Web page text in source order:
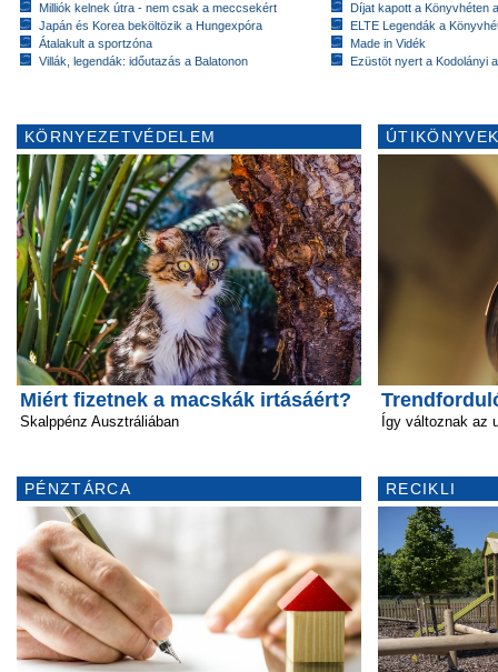
Milliók kelnek útra - nem csak a meccsekért
Japán és Korea beköltözik a Hungexpóra
Átalakult a sportzóna
Villák, legendák: időutazás a Balatonon
Díjat kapott a Könyvhéten
ELTE Legendák a
Made in Vidék
Ezüstöt nyert a Kodolányi
KÖRNYEZETVÉDELEM
Miért fizetnek a macskák irtásáért?
Skalppénz Ausztráliában
PÉNZTÁRCA
Így változnak az
RECIKLI